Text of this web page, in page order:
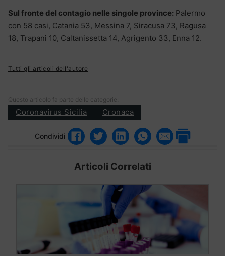
Sul fronte del contagio nelle singole province: Palermo
con 58 casi, Catania 53, Messina 7, Siracusa 73, Ragusa
18, Trapani 10, Caltanissetta 14, Agrigento 33, Enna 12.
Tutti gli articoli dell'autore
Questo articolo fa parte delle categorie:
Coronavirus Sicilia Cronaca
Condividi
Articoli Correlati